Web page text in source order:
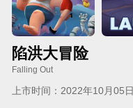
陷洪大冒险
Falling Out
上市时间：2022年10月05日